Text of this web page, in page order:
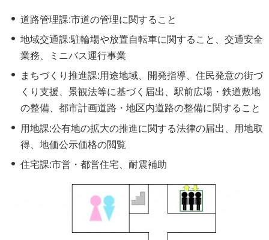
道路管理課:市道の管理に関すること
地域交通課:駐輪場や放置自転車に関すること、交通安全
業務、ミニバス運行事業
まちづくり推進課:用途地域、開発指導、住民発意の街づ
くり支援、景観法等に基づく届出、駅前広場・鉄道敷地
の整備、都市計画道路・地区内道路の整備に関すること
用地課:公有地の拡大の推進に関する法律の届出、用地取
得、地価公示価格の閲覧
住宅課:市営・都営住宅、耐震補助